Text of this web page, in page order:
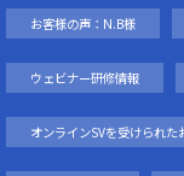
お客様の声：N.B様
ウェビナー研修情報
オンラインSVを受けられた